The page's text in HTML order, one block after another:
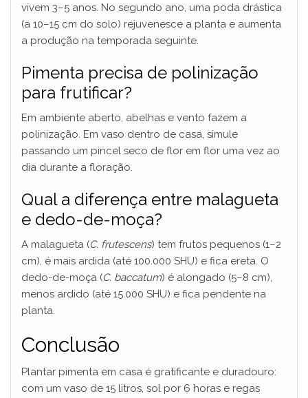
vivem 3–5 anos. No segundo ano, uma poda drástica
(a 10–15 cm do solo) rejuvenesce a planta e aumenta
a produção na temporada seguinte.
Pimenta precisa de polinização
para frutificar?
Em ambiente aberto, abelhas e vento fazem a
polinização. Em vaso dentro de casa, simule
passando um pincel seco de flor em flor uma vez ao
dia durante a floração.
Qual a diferença entre malagueta
e dedo-de-moça?
A malagueta (C. frutescens) tem frutos pequenos (1–2
cm), é mais ardida (até 100.000 SHU) e fica ereta. O
dedo-de-moça (C. baccatum) é alongado (5–8 cm),
menos ardido (até 15.000 SHU) e fica pendente na
planta.
Conclusão
Plantar pimenta em casa é gratificante e duradouro:
com um vaso de 15 litros, sol por 6 horas e regas